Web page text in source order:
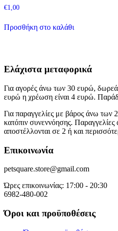
€1,00
Προσθήκη στο καλάθι
Ελάχιστα μεταφορικά
Για αγορές άνω των 30 ευρώ,
ευρώ η χρέωση είναι 4 ευρώ.
Για παραγγελίες με βάρος άνω των
κατόπιν συνεννόησης.
αποστέλλονται σε 2 ή και
Επικοινωνία
petsquare.store@gmail.com
Ώρες επικοινωνίας: 17:00 - 20:30
6982-480-002
Όροι και προϋποθέσεις